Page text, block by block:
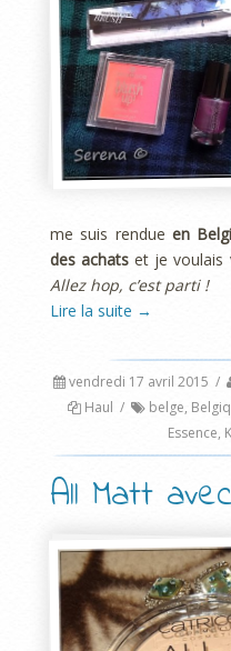
me suis rendue en
des achats et je voulais
Allez hop, c’est parti !
Lire la suite →
vendredi 17 avril 2015 /
Haul / belge,
Essence,
All Matt